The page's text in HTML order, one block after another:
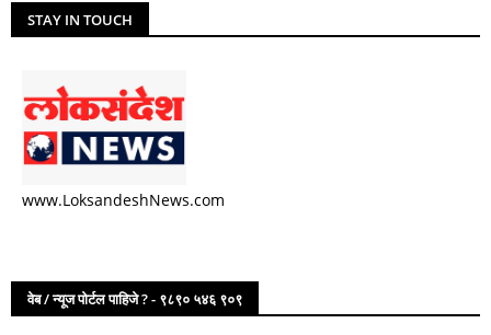
STAY IN TOUCH
www.LoksandeshNews.com
वेब / न्यूज पोर्टल पाहिजे ? - ९८९० ५४६ ९०९